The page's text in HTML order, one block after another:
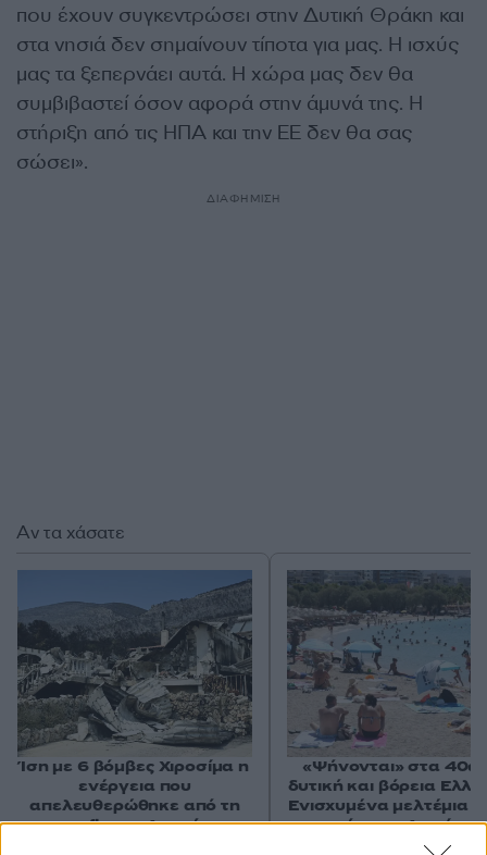
που έχουν συγκεντρώσει στην Δυτική Θράκη και
στα νησιά δεν σημαίνουν τίποτα για μας. Η ισχύς
μας τα ξεπερνάει αυτά. Η χώρα μας δεν θα
συμβιβαστεί όσον αφορά στην άμυνά της. Η
στήριξη από τις ΗΠΑ και την ΕΕ δεν θα σας
σώσει».
ΔΙΑΦΗΜΙΣΗ
Αν τα χάσατε
Ίση με 6 βόμβες Χιροσίμα η
ενέργεια που
απελευθερώθηκε από τη
mega fire σε Αττική και
«Ψήνονται» στα
δυτική και βόρεια
Ενισχυμένα μελτέμια
μποφόρ στο Αιγαίο